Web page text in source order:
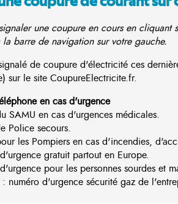
une coupure en cours en
la barre de navigation sur votre gauche.
de coupure d'électricité ces
sur le site CoupureElectricite.fr.
en cas d'urgence
SAMU en cas d'urgences médicales.
Police secours.
les Pompiers en cas d'incendies,
gratuit partout en Europe.
pour les personnes sourdes et
d'urgence sécurité gaz de